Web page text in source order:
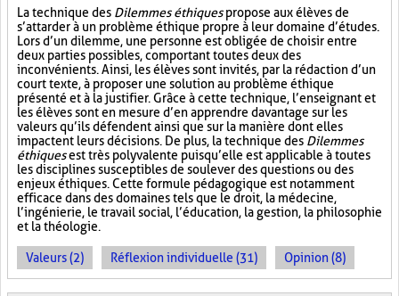
La technique des Dilemmes éthiquespropose aux élèves de
s’attarder à un problème éthique propre à leur domaine d’études.
Lors d’un dilemme, une personne est obligée de choisir entre
deux parties possibles, comportant toutes deux des
inconvénients. Ainsi, les élèves sont invités, par la rédaction d’un
court texte, à proposer une solution au problème éthique
présenté et à la justifier. Grâce à cette technique, l’enseignant et
les élèves sont en mesure d’en apprendre davantage sur les
valeurs qu’ils défendent ainsi que sur la manière dont elles
impactent leurs décisions. De plus, la technique des Dilemmes
éthiquesest très polyvalente puisqu’elle est applicable à toutes
les disciplines susceptibles de soulever des questions ou des
enjeux éthiques. Cette formule pédagogique est notamment
efficace dans des domaines tels que le droit, la médecine,
l’ingénierie, le travail social, l’éducation, la gestion, la philosophie
et la théologie.
Valeurs (2) Réflexion individuelle (31) Opinion (8)